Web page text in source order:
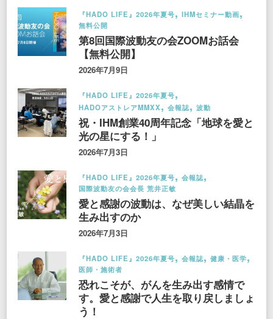
『HADO LIFE』2026年夏号
IHMセミナー動画
無料公開
第8回国際波動友の会ZOOMお話会
【無料公開】
2026年7月9日
『HADO LIFE』2026年夏号
HADOアストレアMMXX
会報誌 波動
祝・IHM創業40周年記念「地球を愛と
光の星にする！」
2026年7月3日
『HADO LIFE』2026年夏号
会報誌
国際波動友の会会長 荒井正敏
愛と感謝の波動は、なぜ美しい結晶を
生み出すのか
2026年7月3日
『HADO LIFE』2026年夏号 会報誌
健康・医学
医師・施術者
恐れこそが、がんを生み出す感情で
す。愛と感謝で人生を取り戻しましょ
う！